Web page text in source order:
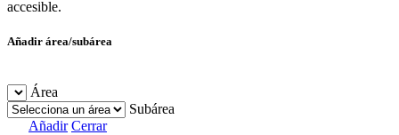
accesible.
Añadir área/subárea
Área
Subárea
Añadir Cerrar